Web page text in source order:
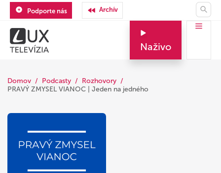
Podporte nás Archív
Naživo
Domov Podcasty
Rozhovory
PRAVÝ ZMYSEL VIANOC | Jeden na jedného